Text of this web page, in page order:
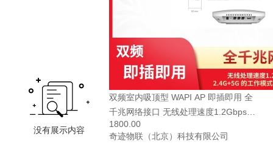
双频室内吸顶型 WAPI AP 即插即用 全
千兆网络接口 无线处理速度1.2Gbps
双频设计 2.4G+5G 的工作模式 无线标
准—802.11ax
1800.00
奇迹物联（北京）科技有限公司